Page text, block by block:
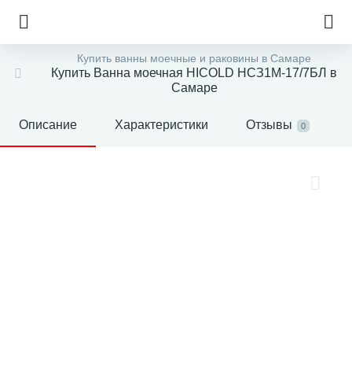
Купить ванны моечные и раковины в Самаре
Купить Ванна моечная HICOLD НСЗ1М-17/7БЛ в
Самаре
Описание Характеристики Отзывы 0